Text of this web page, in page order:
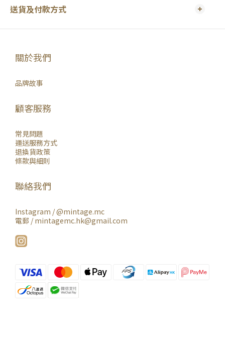
送貨及付款方式
關於我們
品牌故事
顧客服務
常見問題
運送服務方式
退換貨政策
條款與細則
聯絡我們
Instagram /@mintage.mc
電郵 / mintagemc.hk@gmail.com